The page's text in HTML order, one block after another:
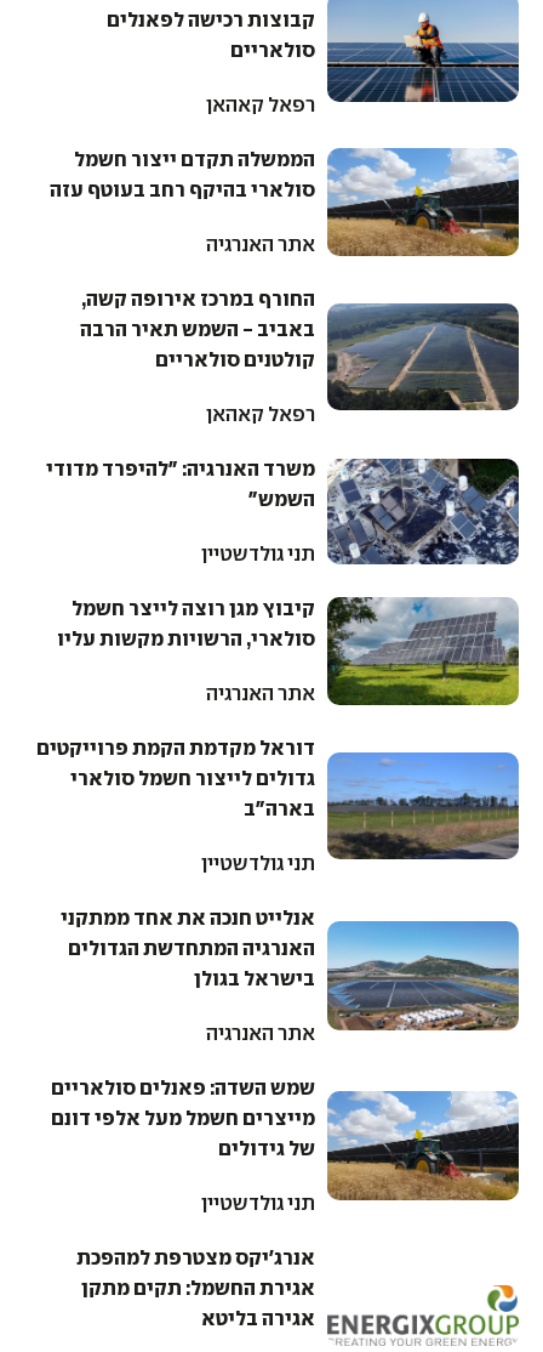
קבוצות רכישה לפאנלים
סולאריים
רפאל קאהאן
הממשלה תקדם ייצור חשמל
סולארי בהיקף רחב בעוטף עזה
אתר האנרגיה
החורף במרכז אירופה קשה,
באביב - השמש תאיר הרבה
קולטנים סולאריים
רפאל קאהאן
משרד האנרגיה: "להיפרד מדודי
השמש"
תני גולדשטיין
קיבוץ מגן רוצה לייצר חשמל
סולארי, הרשויות מקשות עליו
אתר האנרגיה
דוראל מקדמת הקמת פרוייקטים
גדולים לייצור חשמל סולארי
בארה"ב
תני גולדשטיין
אנלייט חנכה את אחד ממתקני
האנרגיה המתחדשת הגדולים
בישראל בגולן
אתר האנרגיה
שמש השדה: פאנלים סולאריים
מייצרים חשמל מעל אלפי דונם
של גידולים
תני גולדשטיין
אנרג'יקס מצטרפת למהפכת
אגירת החשמל: תקים מתקן
אגירה בליטא